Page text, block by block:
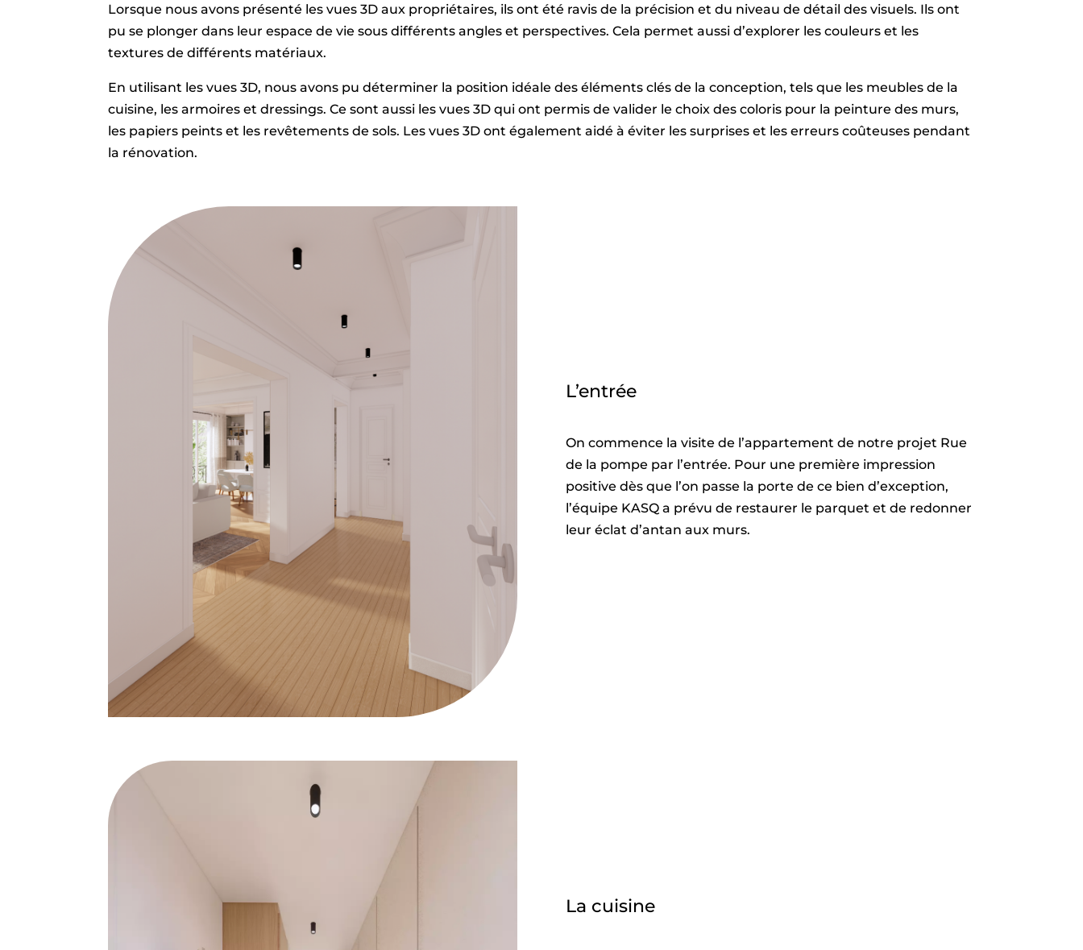
Lorsque nous avons présenté les vues 3D aux propriétaires, ils ont été ravis de la précision et du niveau de détail des visuels. Ils ont
pu se plonger dans leur espace de vie sous différents angles et perspectives. Cela permet aussi d’explorer les couleurs et les
textures de différents matériaux.
En utilisant les vues 3D, nous avons pu déterminer la position idéale des éléments clés de la conception, tels que les meubles de la
cuisine, les armoires et dressings. Ce sont aussi les vues 3D qui ont permis de valider le choix des coloris pour la peinture des murs,
les papiers peints et les revêtements de sols. Les vues 3D ont également aidé à éviter les surprises et les erreurs coûteuses pendant
la rénovation.
L’entrée
On commence la visite de l’appartement de notre projet Rue
de la pompe par l’entrée. Pour une première impression
positive dès que l’on passe la porte de ce bien d’exception,
l’équipe KASQ a prévu de restaurer le parquet et de redonner
leur éclat d’antan aux murs.
La cuisine